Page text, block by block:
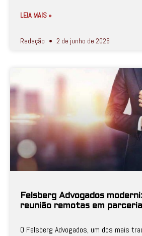
LEIA MAIS »
Redação 2 de junho de 2026
Felsberg Advogados
reunião remotas em
O Felsberg Advogados, um dos mais